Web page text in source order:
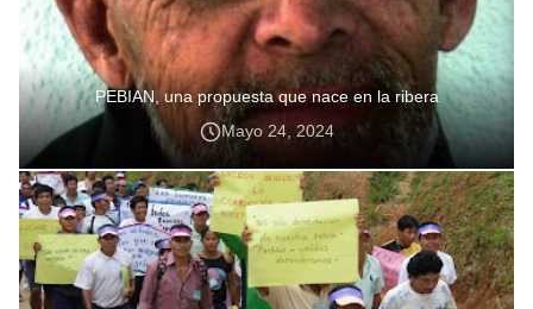
PEBIAN, una propuesta que nace en la ribera
Mayo 24, 2024